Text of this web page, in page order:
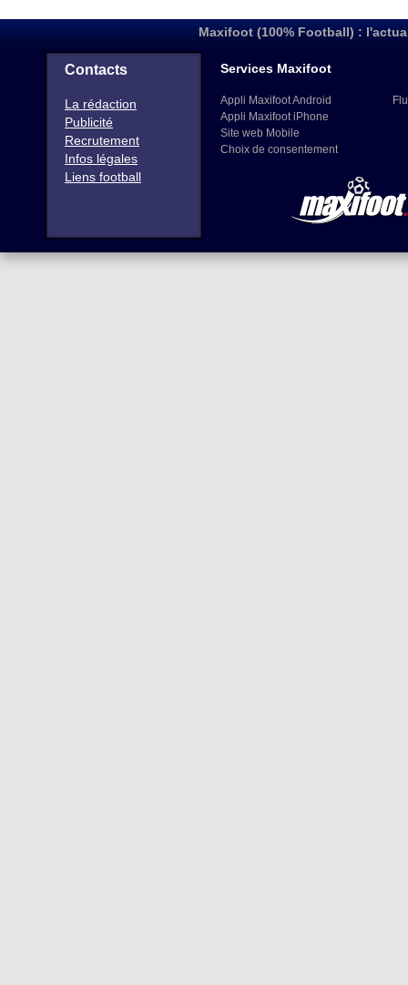
Maxifoot (100% Football) :
Contacts
La rédaction
Publicité
Recrutement
Infos légales
Liens football
Services Maxifoot
Appli Maxifoot Android
Appli Maxifoot iPhone
Site web Mobile
Choix de consentement